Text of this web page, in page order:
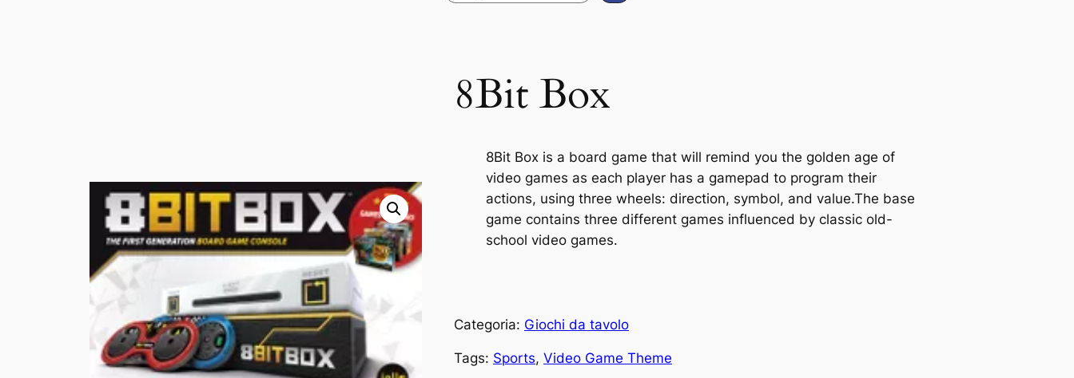
8Bit Box
8Bit Box is a board game that will remind you the golden age of
video games as each player has a gamepad to program their
actions, using three wheels: direction, symbol, and value.The base
game contains three different games influenced by classic old-
school video games.
Categoria: Giochi da tavolo
Tags: Sports, Video Game Theme